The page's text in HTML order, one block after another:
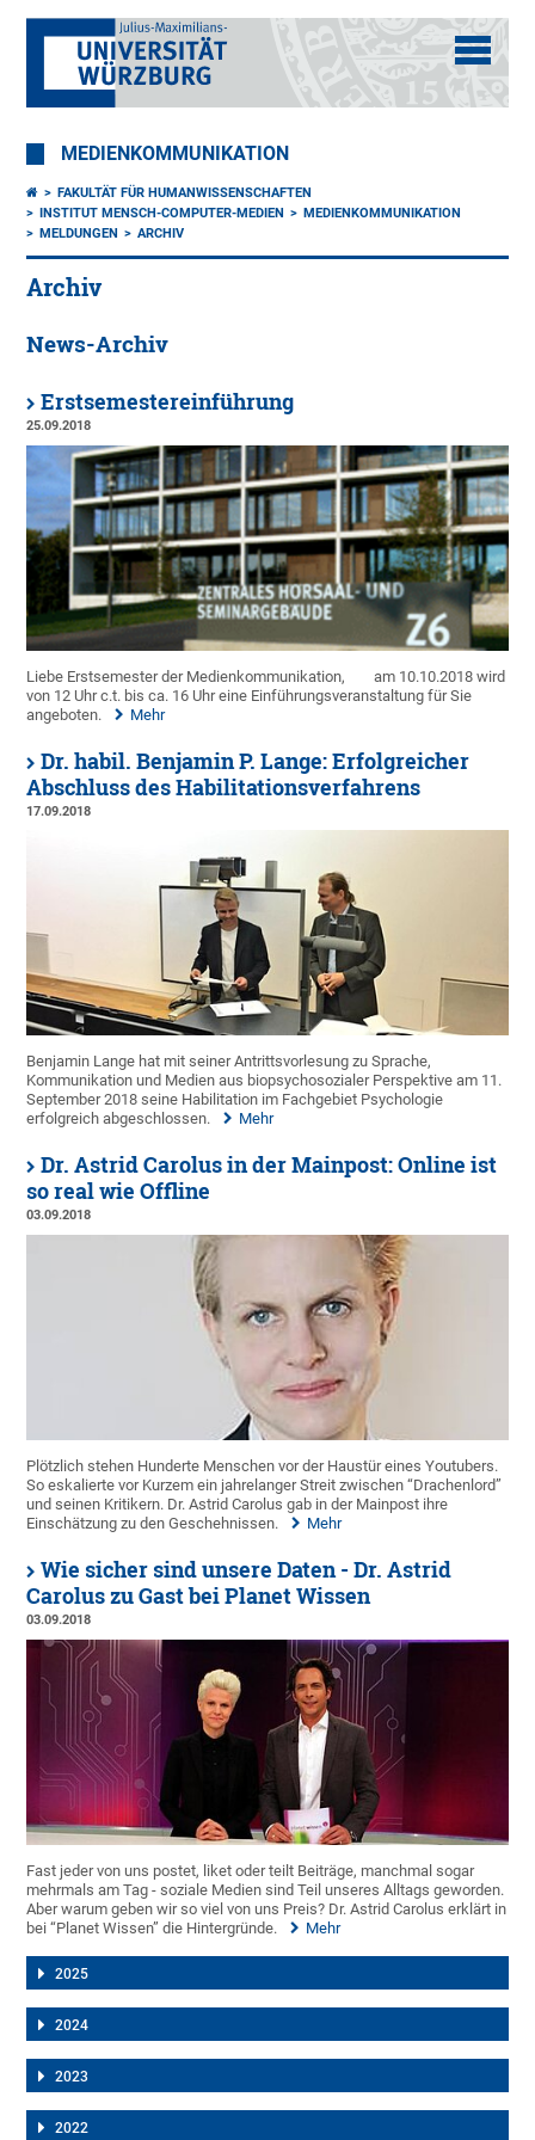
MEDIENKOMMUNIKATION
FAKULTÄT FÜR HUMANWISSENSCHAFTEN
INSTITUT MENSCH-COMPUTER-MEDIEN
MEDIENKOMMUNIKATION
MELDUNGEN
ARCHIV
Archiv
News-Archiv
Erstsemestereinführung
25.09.2018
Liebe Erstsemester der Medienkommunikation,
am 10.10.2018 wird
von 12 Uhr c.t. bis ca. 16 Uhr eine Einführungsveranstaltung für Sie
angeboten.
Mehr
Dr. habil. Benjamin P. Lange: Erfolgreicher
Abschluss des Habilitationsverfahrens
17.09.2018
Benjamin Lange hat mit seiner Antrittsvorlesung zu Sprache,
Kommunikation und Medien aus biopsychosozialer Perspektive am 11.
September 2018 seine Habilitation im Fachgebiet Psychologie
erfolgreich abgeschlossen.
Mehr
Dr. Astrid Carolus in der Mainpost: Online ist
so real wie Offline
03.09.2018
Plötzlich stehen Hunderte Menschen vor der Haustür eines Youtubers.
So eskalierte vor Kurzem ein jahrelanger Streit zwischen “Drachenlord”
und seinen Kritikern. Dr. Astrid Carolus gab in der Mainpost ihre
Einschätzung zu den Geschehnissen.
Mehr
Wie sicher sind unsere Daten - Dr. Astrid
Carolus zu Gast bei Planet Wissen
03.09.2018
Fast jeder von uns postet, liket oder teilt Beiträge, manchmal sogar
mehrmals am Tag - soziale Medien sind Teil unseres Alltags geworden.
Aber warum geben wir so viel von uns Preis? Dr. Astrid Carolus erklärt in
bei “Planet Wissen” die Hintergründe.
Mehr
2025
2024
2023
2022